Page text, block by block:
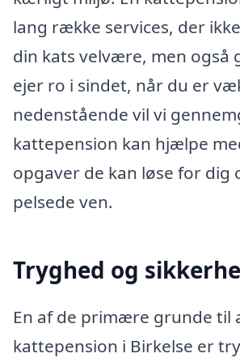
lang række services, der
din kats velvære, men også
ejer ro i sindet, når du er
nedenstående vil vi
kattepension kan hjælpe
opgaver de kan løse for dig
pelsede ven.
Tryghed og
En af de primære grunde til
kattepension i Birkelse er